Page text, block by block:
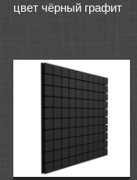
цвет чёрный графит